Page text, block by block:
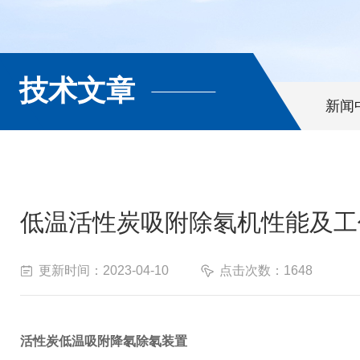
技术文章 新闻
低温活性炭吸附除氡机性能及
更新时间：2023-04-10 点击次数：1648
活性炭低温吸附降氡除氡装置